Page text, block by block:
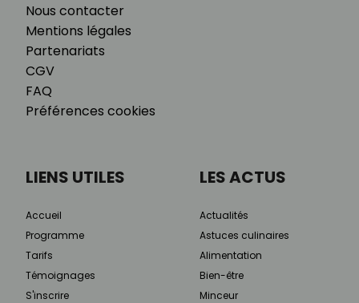
Nous contacter
Mentions légales
Partenariats
CGV
FAQ
Préférences cookies
LIENS UTILES
Accueil
Programme
Tarifs
Témoignages
S'inscrire
LES ACTUS
Actualités
Astuces culinaires
Alimentation
Bien-être
Minceur